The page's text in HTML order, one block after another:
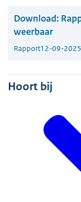
Download:
weerbaar
Rapport12-09-2025
Hoort bij